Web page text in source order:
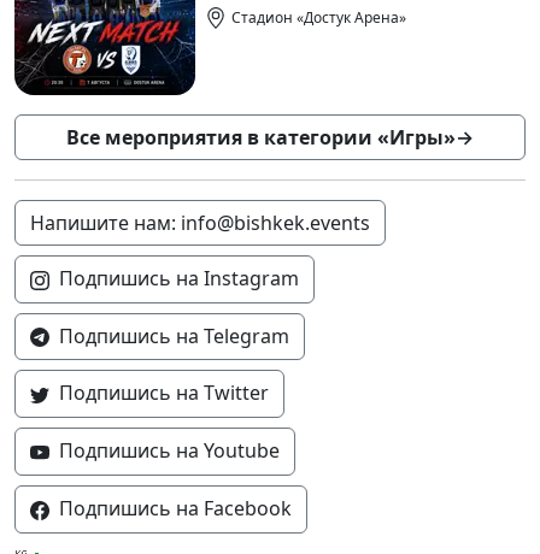
Стадион «Достук Арена»
Все мероприятия в категории «Игры»→
Напишите нам: info@bishkek.events
Подпишись на Instagram
Подпишись на Telegram
Подпишись на Twitter
Подпишись на Youtube
Подпишись на Facebook